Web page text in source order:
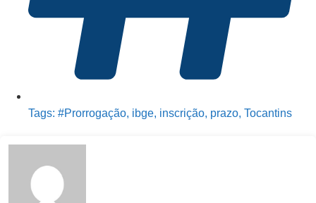
Tags: #Prorrogação, ibge, inscrição, prazo, Tocantins